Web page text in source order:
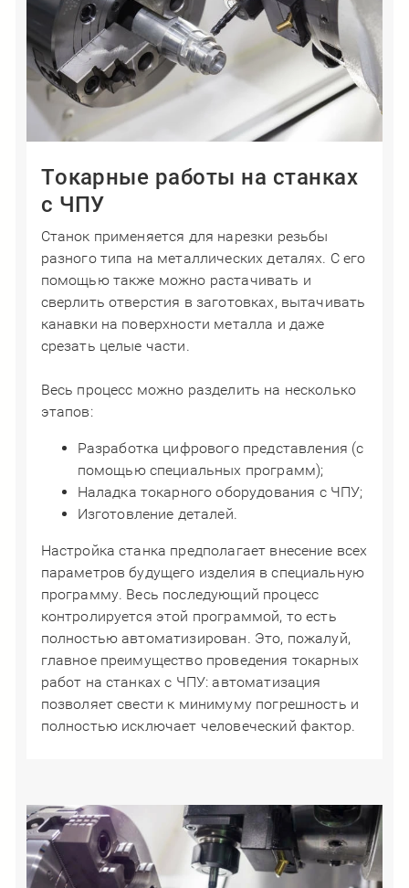
Токарные работы на станках
с ЧПУ
Станок применяется для нарезки резьбы
разного типа на металлических деталях. С его
помощью также можно растачивать и
сверлить отверстия в заготовках, вытачивать
канавки на поверхности металла и даже
срезать целые части.
Весь процесс можно разделить на несколько
этапов:
Разработка цифрового представления (с
помощью специальных программ);
Наладка токарного оборудования с ЧПУ;
Изготовление деталей.
Настройка станка предполагает внесение всех
параметров будущего изделия в специальную
программу. Весь последующий процесс
контролируется этой программой, то есть
полностью автоматизирован. Это, пожалуй,
главное преимущество проведения токарных
работ на станках с ЧПУ: автоматизация
позволяет свести к минимуму погрешность и
полностью исключает человеческий фактор.